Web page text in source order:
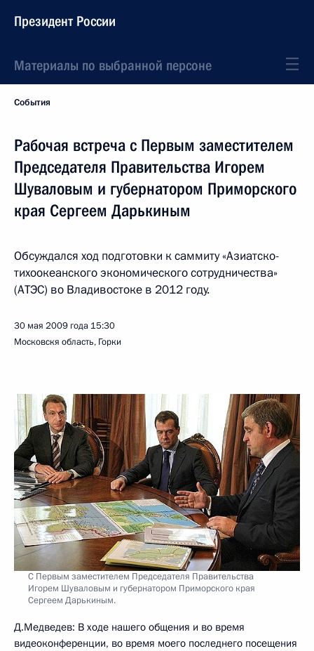
Президент России
Материалы по выбранной персоне
События
Рабочая встреча с Первым заместителем
Председателя Правительства Игорем
Шуваловым и губернатором Приморского
края Сергеем Дарькиным
Обсуждался ход подготовки к саммиту «Азиатско-
тихоокеанского экономического сотрудничества»
(АТЭС) во Владивостоке в 2012 году.
30 мая 2009 года 15:30
Московскя область, Горки
С Первым заместителем Председателя Правительства
Игорем Шуваловым и губернатором Приморского края
Сергеем Дарькиным.
Д.Медведев: В ходе нашего общения и во время
видеоконференции, во время моего последнего посещения